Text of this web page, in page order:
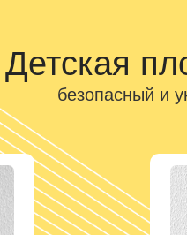
Детская
безопасный и